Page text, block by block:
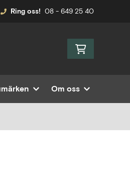
Ring oss! 08 - 649 25 40
Om oss